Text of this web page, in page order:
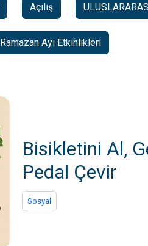
Açılış
Ramazan Ayı Etkinlikleri
Bisikletini Al,
Pedal Çevir
Sosyal